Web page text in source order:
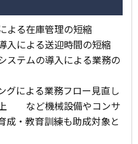
よる在庫管理の短縮
入による送迎時間の短縮
ステムの導入による業務の
グによる業務フロー見直し
上 など機械設備やコンサ
成・教育訓練も助成対象と